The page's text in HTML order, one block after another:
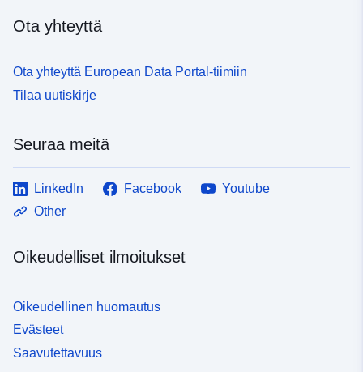
Ota yhteyttä
Ota yhteyttä European Data Portal-tiimiin
Tilaa uutiskirje
Seuraa meitä
LinkedIn Facebook
Youtube
Other
Oikeudelliset ilmoitukset
Oikeudellinen huomautus
Evästeet
Saavutettavuus